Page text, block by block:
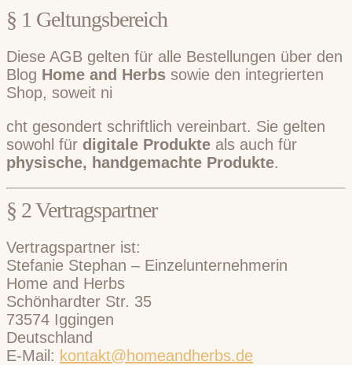
§ 1 Geltungsbereich
Diese AGB gelten für alle Bestellungen über den
Blog Home and Herbs sowie den integrierten
Shop, soweit ni
cht gesondert schriftlich vereinbart. Sie gelten
sowohl für digitale Produkte als auch für
physische, handgemachte Produkte.
§ 2 Vertragspartner
Vertragspartner ist:
Stefanie Stephan – Einzelunternehmerin
Home and Herbs
Schönhardter Str. 35
73574 Iggingen
Deutschland
E-Mail: kontakt@homeandherbs.de